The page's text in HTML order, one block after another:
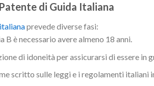
di Guida Italiana
prevede diverse fasi:
è necessario avere almeno 18 anni.
di idoneità per assicurarsi di essere in
scritto sulle leggi e i regolamenti italiani